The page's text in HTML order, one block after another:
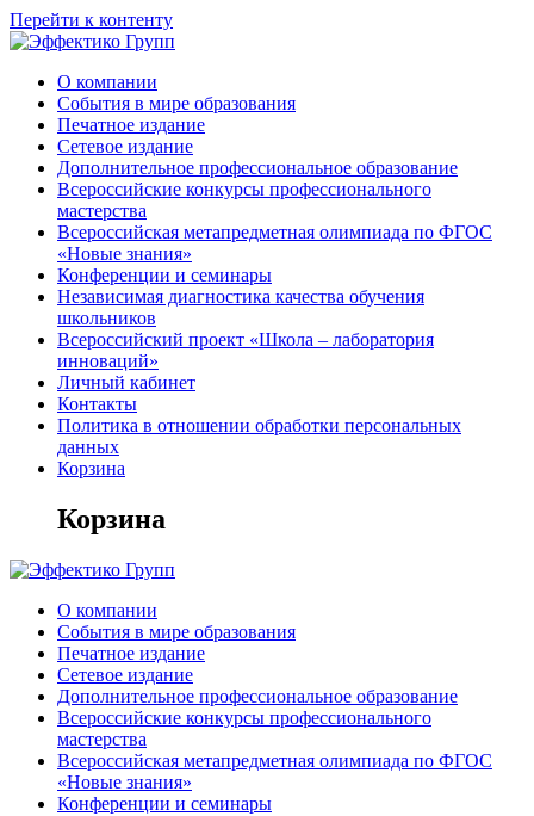
Перейти к контенту
О компании
События в мире образования
Печатное издание
Сетевое издание
Дополнительное профессиональное образование
Всероссийские конкурсы профессионального
мастерства
Всероссийская метапредметная олимпиада по ФГОС
«Новые знания»
Конференции и семинары
Независимая диагностика качества обучения
школьников
Всероссийский проект «Школа – лаборатория
инноваций»
Личный кабинет
Контакты
Политика в отношении обработки персональных
данных
Корзина
Корзина
О компании
События в мире образования
Печатное издание
Сетевое издание
Дополнительное профессиональное образование
Всероссийские конкурсы профессионального
мастерства
Всероссийская метапредметная олимпиада по ФГОС
«Новые знания»
Конференции и семинары